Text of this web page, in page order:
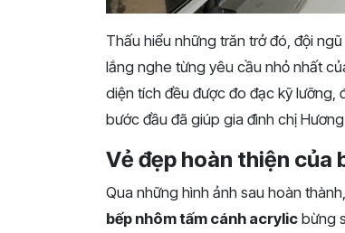
Thấu hiểu những trăn trở đó, đội
lắng nghe từng yêu cầu nhỏ nhất
diện tích đều được đo đạc kỹ lưỡng,
bước đầu đã giúp gia đình chị
Vẻ đẹp hoàn thiện của
Qua những hình ảnh sau hoàn
bếp nhôm tấm cánh acrylic bừng